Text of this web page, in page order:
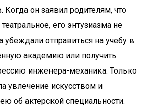
он заявил родителям, что
его энтузиазма не
отправиться на учебу в
академию или получить
инженера-механика. Только
увлечение искусством и
об актерской специальности.